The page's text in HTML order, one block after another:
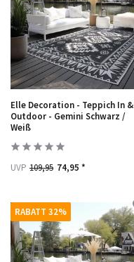
Elle Decoration - Teppich In &
Outdoor - Gemini Schwarz /
Weiß
UVP 109,95 74,95 *
RABATT 32%